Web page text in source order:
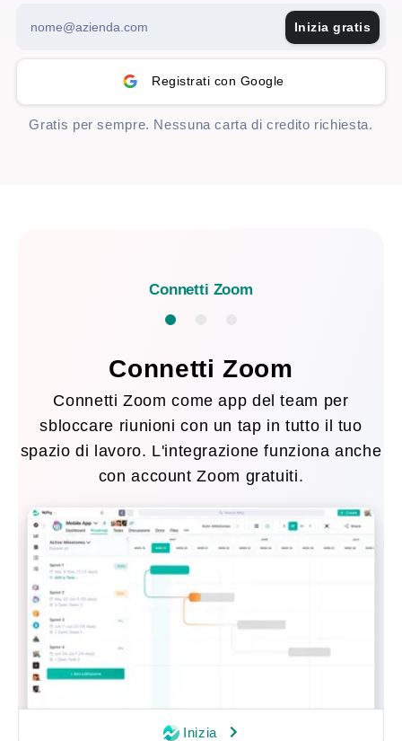
Inizia gratis
Registrati con Google
Gratis per sempre. Nessuna carta di credito richiesta.
Connetti Zoom
Connetti Zoom
Connetti Zoom come app del team per
sbloccare riunioni con un tap in tutto il tuo
spazio di lavoro. L'integrazione funziona anche
con account Zoom gratuiti.
Inizia